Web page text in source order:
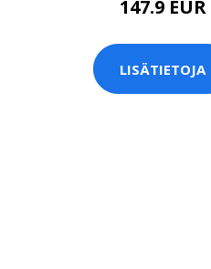
147.9 EUR
LISÄTIETOJA